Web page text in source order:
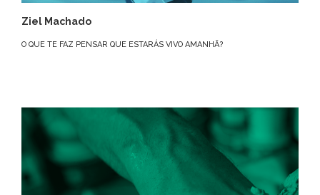
Ziel Machado
O QUE TE FAZ PENSAR QUE ESTARÁS VIVO AMANHÃ?